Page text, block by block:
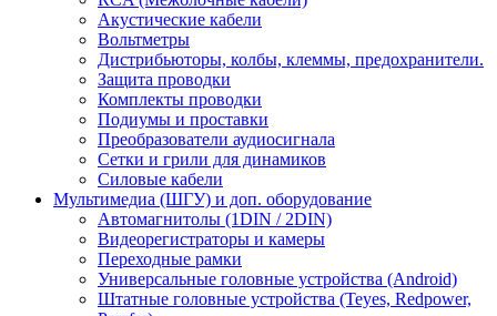
Акустические кабели
Вольтметры
Дистрибьюторы, колбы, клеммы, предохранители.
Защита проводки
Комплекты проводки
Подиумы и проставки
Преобразователи аудиосигнала
Сетки и грили для динамиков
Силовые кабели
Мультимедиа (ШГУ) и доп. оборудование
Автомагнитолы (1DIN / 2DIN)
Видеорегистраторы и камеры
Переходные рамки
Универсальные головные устройства (Android)
Штатные головные устройства (Teyes, Redpower,